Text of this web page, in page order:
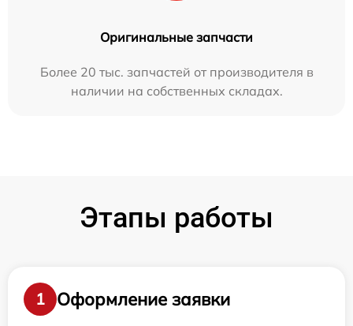
Оригинальные запчасти
Более 20 тыс. запчастей от производителя в
наличии на собственных складах.
Этапы работы
1
Оформление заявки